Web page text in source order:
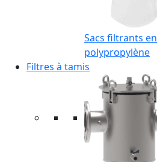
Sacs filtrants en
polypropylène
Filtres à tamis